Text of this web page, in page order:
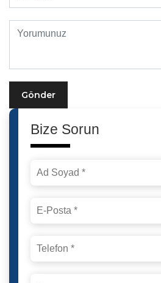
Gönder
Bize Sorun